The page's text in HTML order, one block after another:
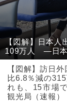
【図解】日本
109万人 ―日本
【図解】訪日
比6.8％減の
れも、15市場
観光局（速報）